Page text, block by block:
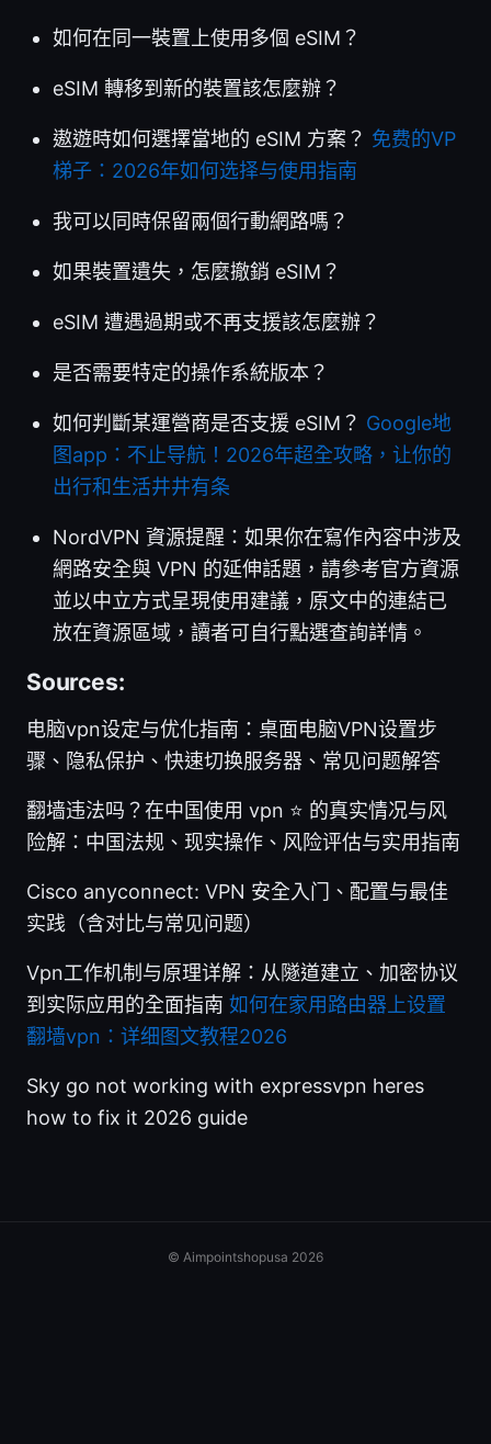
如何在同一裝置上使用多個 eSIM？
eSIM 轉移到新的裝置該怎麼辦？
遨遊時如何選擇當地的 eSIM 方案？ 免费的VP
梯子：2026年如何选择与使用指南
我可以同時保留兩個行動網路嗎？
如果裝置遺失，怎麼撤銷 eSIM？
eSIM 遭遇過期或不再支援該怎麼辦？
是否需要特定的操作系統版本？
如何判斷某運營商是否支援 eSIM？ Google地
图app：不止导航！2026年超全攻略，让你的
出行和生活井井有条
NordVPN 資源提醒：如果你在寫作內容中涉及
網路安全與 VPN 的延伸話題，請參考官方資源
並以中立方式呈現使用建議，原文中的連結已
放在資源區域，讀者可自行點選查詢詳情。
Sources:
电脑vpn设定与优化指南：桌面电脑VPN设置步
骤、隐私保护、快速切换服务器、常见问题解答
翻墙违法吗？在中国使用 vpn ⭐ 的真实情况与风
险解：中国法规、现实操作、风险评估与实用指南
Cisco anyconnect: VPN 安全入门、配置与最佳
实践（含对比与常见问题）
Vpn工作机制与原理详解：从隧道建立、加密协议
到实际应用的全面指南 如何在家用路由器上设置
翻墙vpn：详细图文教程2026
Sky go not working with expressvpn heres
how to fix it 2026 guide
© Aimpointshopusa 2026